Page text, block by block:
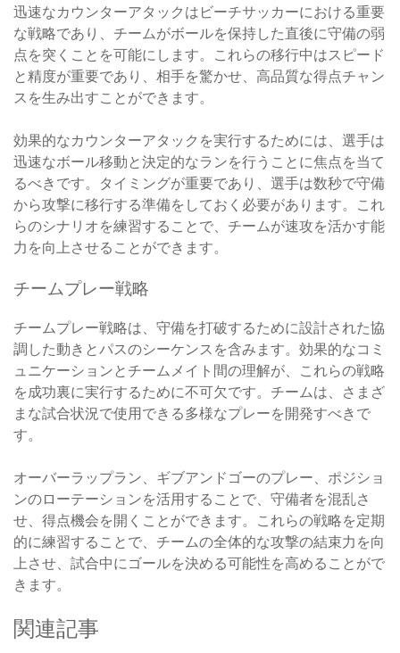
迅速なカウンターアタックはビーチサッカーにおける重要
な戦略であり、チームがボールを保持した直後に守備の弱
点を突くことを可能にします。これらの移行中はスピード
と精度が重要であり、相手を驚かせ、高品質な得点チャン
スを生み出すことができます。
効果的なカウンターアタックを実行するためには、選手は
迅速なボール移動と決定的なランを行うことに焦点を当て
るべきです。タイミングが重要であり、選手は数秒で守備
から攻撃に移行する準備をしておく必要があります。これ
らのシナリオを練習することで、チームが速攻を活かす能
力を向上させることができます。
チームプレー戦略
チームプレー戦略は、守備を打破するために設計された協
調した動きとパスのシーケンスを含みます。効果的なコミ
ュニケーションとチームメイト間の理解が、これらの戦略
を成功裏に実行するために不可欠です。チームは、さまざ
まな試合状況で使用できる多様なプレーを開発すべきで
す。
オーバーラップラン、ギブアンドゴーのプレー、ポジショ
ンのローテーションを活用することで、守備者を混乱さ
せ、得点機会を開くことができます。これらの戦略を定期
的に練習することで、チームの全体的な攻撃の結束力を向
上させ、試合中にゴールを決める可能性を高めることがで
きます。
関連記事